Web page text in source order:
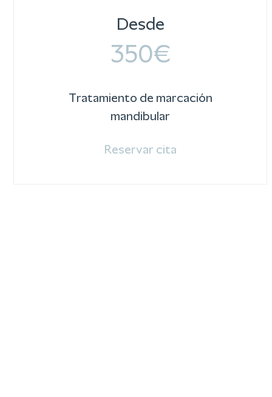
Desde
350€
Tratamiento de marcación
mandibular
Reservar cita